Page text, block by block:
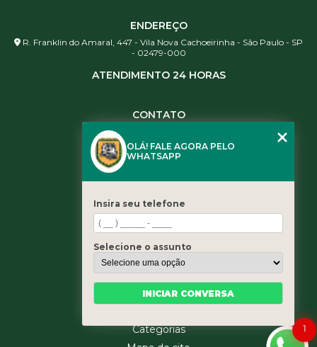
ENDEREÇO
R. Franklin do Amaral, 447 - Vila Nova Cachoeirinha - São Paulo - SP
- 02479-000
ATENDIMENTO 24 HORAS
CONTATO
(11) 3461-5871
contato@leaoservicos.com.br
Home
Quem somos
Serviços
Blog
Categorias
1
OLÁ! FALE AGORA PELO
WHATSAPP
Insira seu telefone
Selecione o assunto
INICIAR CONVERSA